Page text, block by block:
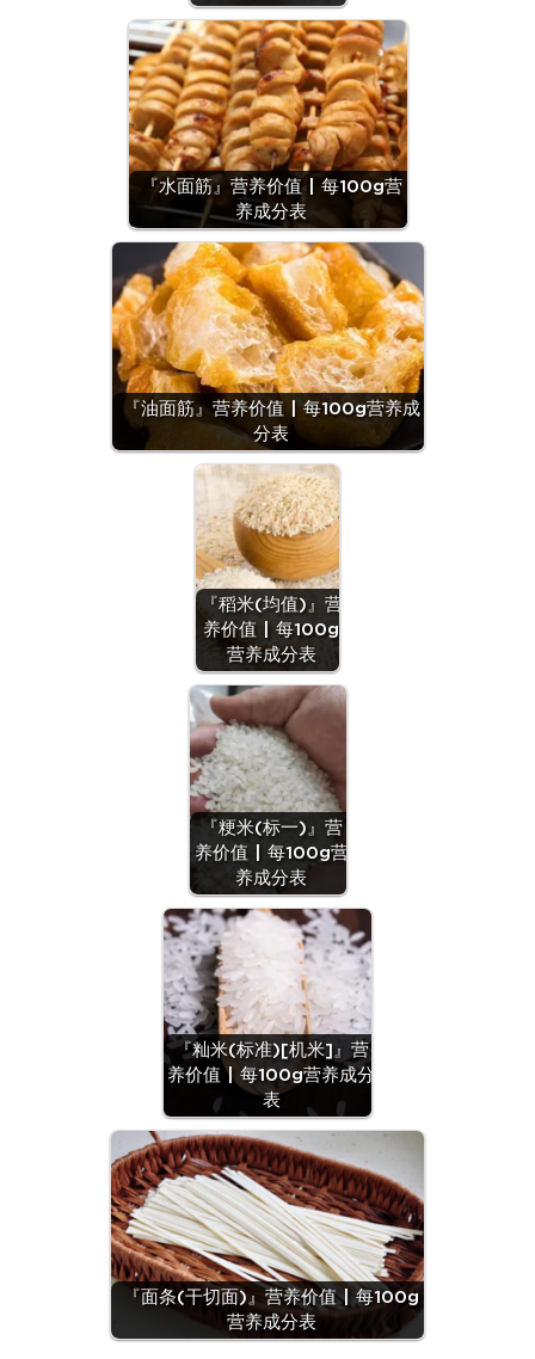
『水面筋』营养价值 | 每100g营
养成分表
『油面筋』营养价值 | 每100g营养成
分表
『稻米(均值)』营
养价值 | 每100g
营养成分表
『粳米(标一)』营
养价值 | 每100g营
养成分表
『籼米(标准)[机米]』营
养价值 | 每100g营养成分
表
『面条(干切面)』营养价值 | 每100g
营养成分表